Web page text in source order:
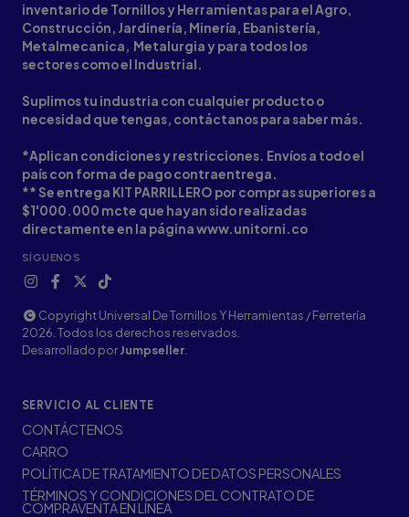
inventario de Tornillos y Herramientas para el Agro,
Construcción, Jardinería, Minería, Ebanistería,
Metalmecanica, Metalurgia y para todos los
sectores como el Industrial.
Suplimos tu industria con cualquier producto o
necesidad que tengas, contáctanos para saber más.
*Aplican condiciones y restricciones. Envíos a todo el
país con forma de pago contraentrega.
** Se entrega KIT PARRILLERO por compras superiores a
$1'000.000 mcte que hayan sido realizadas
directamente en la página www.unitorni.co
SÍGUENOS
Copyright Universal De Tornillos Y Herramientas / Ferretería
2026. Todos los derechos reservados.
Desarrollado porJumpseller
SERVICIO AL CLIENTE
CONTÁCTENOS
CARRO
POLÍTICA DE TRATAMIENTO DE DATOS PERSONALES
TÉRMINOS Y CONDICIONES DEL CONTRATO DE
COMPRAVENTA EN LÍNEA